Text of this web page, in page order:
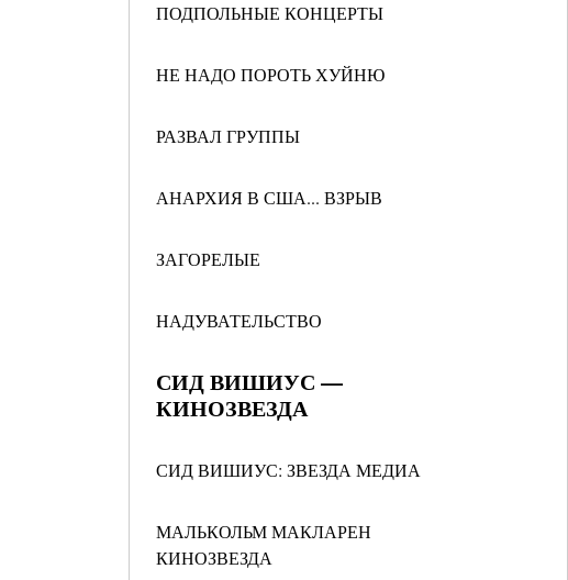
ПОДПОЛЬНЫЕ КОНЦЕРТЫ
НЕ НАДО ПОРОТЬ ХУЙНЮ
РАЗВАЛ ГРУППЫ
АНАРХИЯ В США... ВЗРЫВ
ЗАГОРЕЛЫЕ
НАДУВАТЕЛЬСТВО
СИД ВИШИУС —
КИНОЗВЕЗДА
СИД ВИШИУС: ЗВЕЗДА МЕДИА
МАЛЬКОЛЬМ МАКЛАРЕН
КИНОЗВЕЗДА